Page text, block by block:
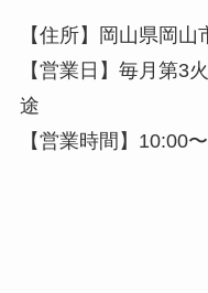
【住所】岡山県岡
【営業日】毎月第
途
【営業時間】10:00